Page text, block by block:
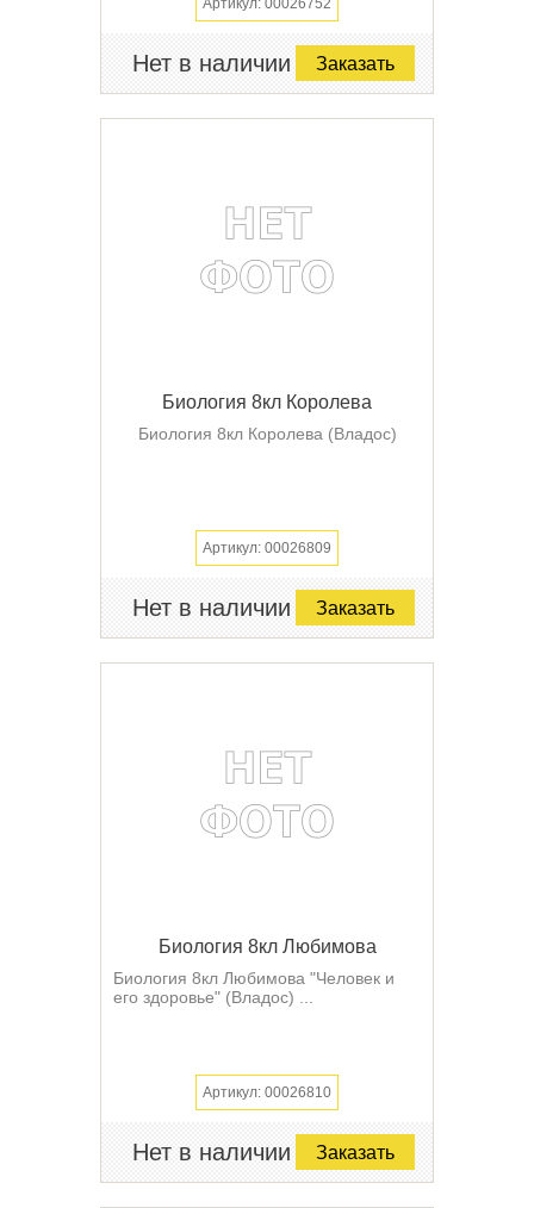
Артикул: 00026752
Нет в наличии Заказать
Биология 8кл Королева
Биология 8кл Королева (Владос)
Артикул: 00026809
Нет в наличии Заказать
Биология 8кл Любимова
Биология 8кл Любимова "Человек и
его здоровье" (Владос) ...
Артикул: 00026810
Нет в наличии Заказать